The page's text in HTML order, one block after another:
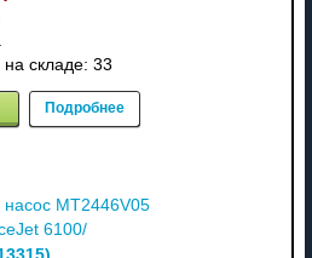
на складе: 33
Подробнее
MT2446V05
6100/
)